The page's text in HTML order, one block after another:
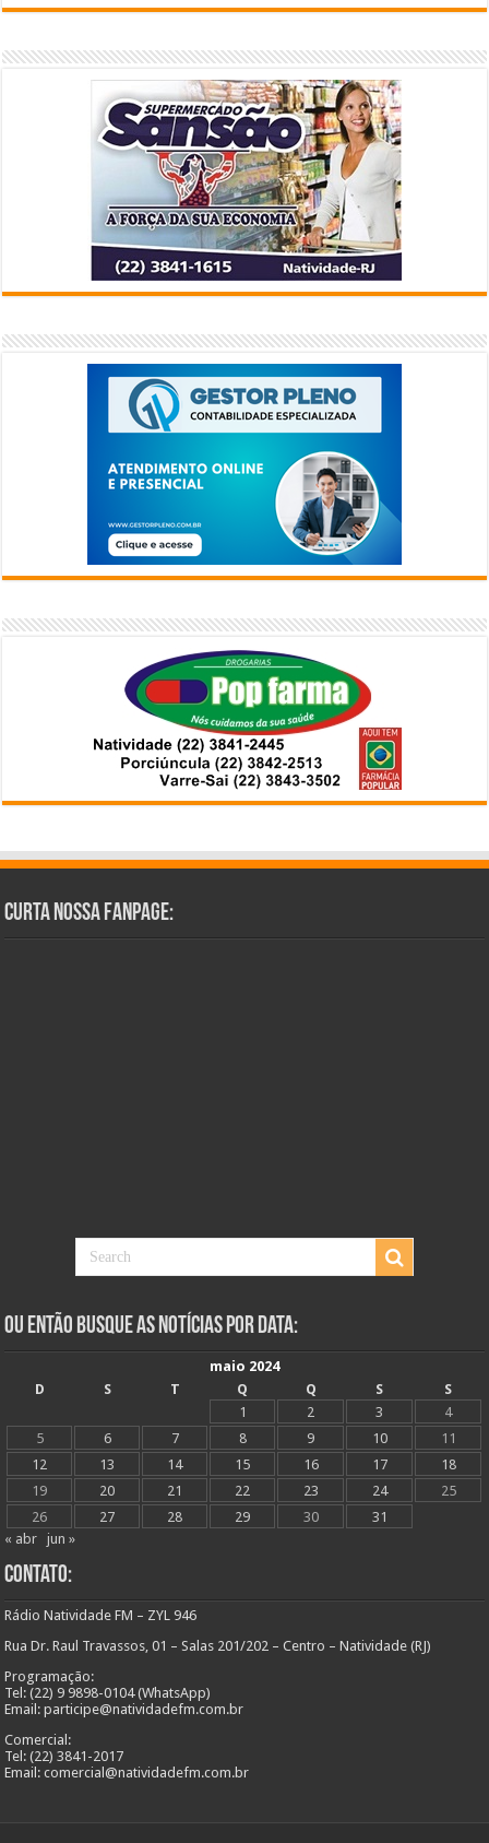
Curta Nossa Fanpage:
Ou Então Busque as Notícias Por Data:
maio 2024
D
S T Q Q S
S
1
2 3
4
5
6 7 8 9 10
11
12
13 14 15 16 17
18
19
20 21 22 23 24
25
26
27 28 29 30
31
« abr
jun »
Contato:
Rádio Natividade FM – ZYL 946
Rua Dr. Raul Travassos, 01 – Salas 201/202 – Centro – Natividade (RJ)
Programação:
Tel: (22) 9 9898-0104 (WhatsApp)
Email: participe@natividadefm.com.br
Comercial:
Tel: (22) 3841-2017
Email: comercial@natividadefm.com.br